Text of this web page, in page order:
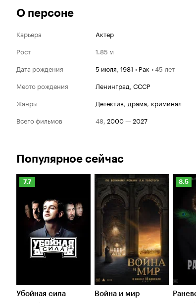
О персоне
Карьера
Актер
Рост
1.85 м
Дата рождения
5 июля, 1981 • Рак •45 лет
Место рождения
Ленинград, СССР
Жанры
детектив, драма, криминал
Всего фильмов
48, 2000— 2027
Популярное сейчас
Рейтинг
7.7
Убойная сила Война и мир
8.5